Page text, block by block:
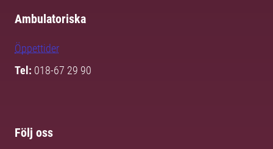
Ambulatoriska
Öppettider
Tel: 018-67 29 90
Följ oss